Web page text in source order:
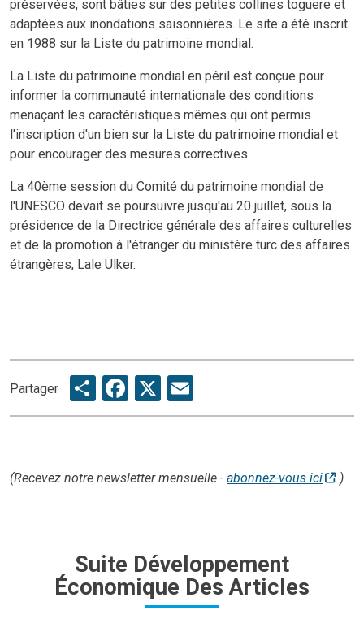
préservées, sont bâties sur des petites collines toguere et
adaptées aux inondations saisonnières. Le site a été inscrit
en 1988 sur la Liste du patrimoine mondial.
La Liste du patrimoine mondial en péril est conçue pour
informer la communauté internationale des conditions
menaçant les caractéristiques mêmes qui ont permis
l'inscription d'un bien sur la Liste du patrimoine mondial et
pour encourager des mesures correctives.
La 40ème session du Comité du patrimoine mondial de
l'UNESCO devait se poursuivre jusqu'au 20 juillet, sous la
présidence de la Directrice générale des affaires culturelles
et de la promotion à l'étranger du ministère turc des affaires
étrangères, Lale Ülker.
Partager ShareFacebook
X
(Recevez notre newsletter mensuelle - abonnez-vous ici )
Suite Développement
Économique Des Articles